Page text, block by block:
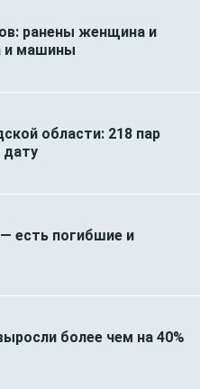
ранены женщина и
и машины
области: 218 пар
дату
есть погибшие и
более чем на 40%